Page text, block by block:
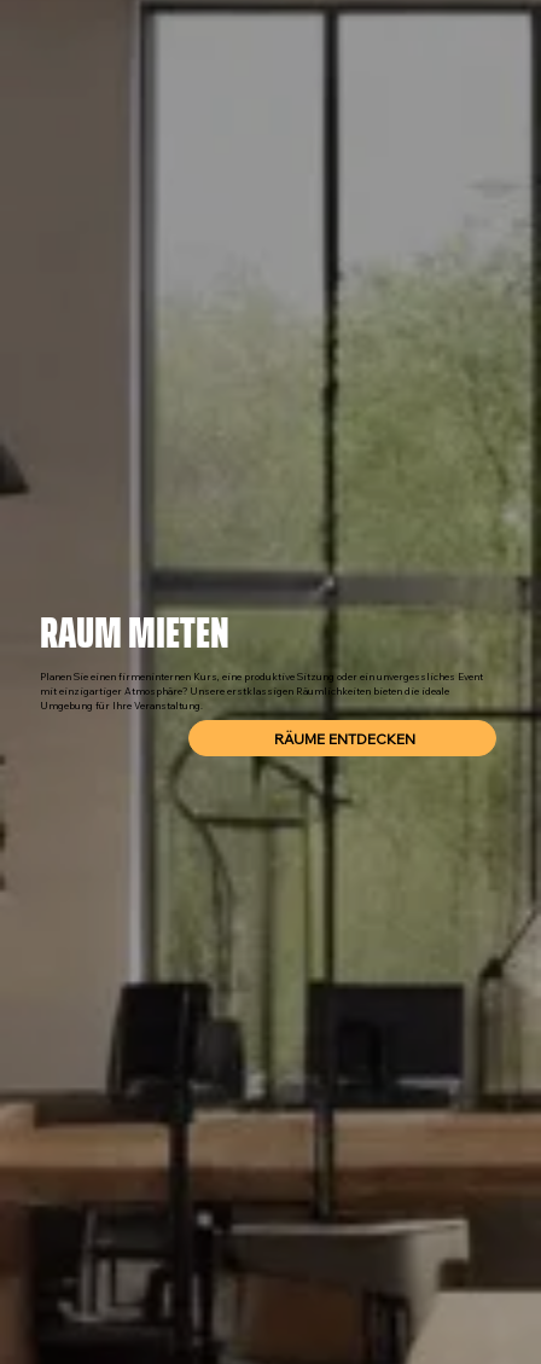
RAUM MIETEN
Planen Sie einen firmeninternen Kurs, eine produktive Sitzung oder ein unvergessliches Event
mit einzigartiger Atmosphäre? Unsere erstklassigen Räumlichkeiten bieten die ideale
Umgebung für Ihre Veranstaltung.
RÄUME ENTDECKEN